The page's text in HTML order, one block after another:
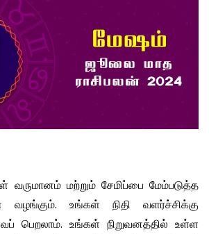
மற்றும் சேமிப்பை மேம்படுத்த
வழங்கும். உங்கள் நிதி வளர்ச்சிக்கு
பெறலாம். உங்கள் நிறுவனத்தில் உள்ள